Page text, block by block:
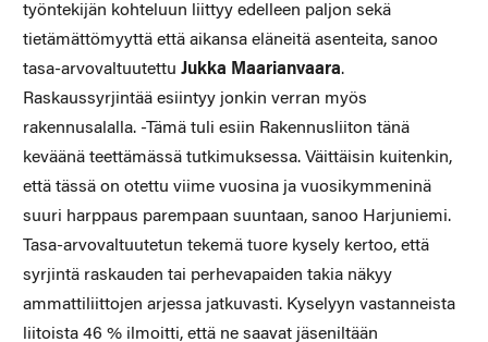
työntekijän kohteluun liittyy edelleen paljon sekä
tietämättömyyttä että aikansa eläneitä asenteita, sanoo
tasa-arvovaltuutettu Jukka Maarianvaara.
Raskaussyrjintää esiintyy jonkin verran myös
rakennusalalla. -Tämä tuli esiin Rakennusliiton tänä
keväänä teettämässä tutkimuksessa. Väittäisin kuitenkin,
että tässä on otettu viime vuosina ja vuosikymmeninä
suuri harppaus parempaan suuntaan, sanoo Harjuniemi.
Tasa-arvovaltuutetun tekemä tuore kysely kertoo, että
syrjintä raskauden tai perhevapaiden takia näkyy
ammattiliittojen arjessa jatkuvasti. Kyselyyn vastanneista
liitoista 46 % ilmoitti, että ne saavat jäseniltään